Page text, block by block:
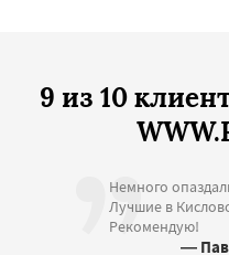
9 из 10
Немного
Лучшие в
Рекомендую!
—